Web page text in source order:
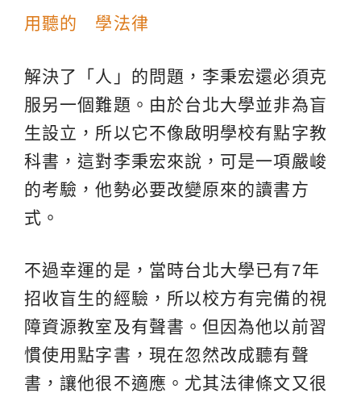
用聽的 學法律
解決了「人」的問題，李秉宏還必須克
服另一個難題。由於台北大學並非為盲
生設立，所以它不像啟明學校有點字教
科書，這對李秉宏來說，可是一項嚴峻
的考驗，他勢必要改變原來的讀書方
式。
不過幸運的是，當時台北大學已有7年
招收盲生的經驗，所以校方有完備的視
障資源教室及有聲書。但因為他以前習
慣使用點字書，現在忽然改成聽有聲
書，讓他很不適應。尤其法律條文又很